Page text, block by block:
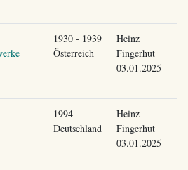
1930 - 1939
Österreich
Heinz
Fingerhut
03.01.2025
1994
Deutschland
Heinz
Fingerhut
03.01.2025